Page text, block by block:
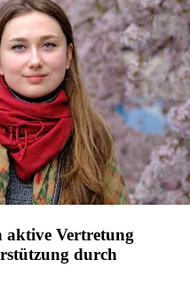
Vertretung
durch